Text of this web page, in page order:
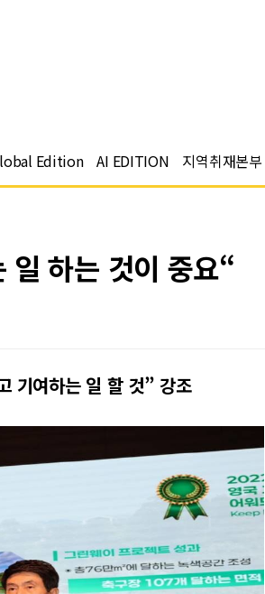
Edition AI EDITION 지역취재본부
일 하는 것이 중요“
기여하는 일 할 것” 강조